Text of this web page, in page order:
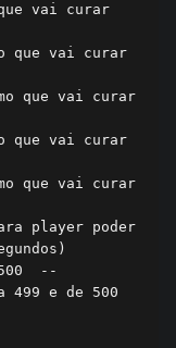
vai curar
que vai curar
que vai curar
que vai curar
que vai curar
player poder
--
499 e de 500